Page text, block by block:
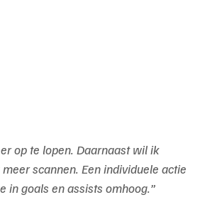
op te lopen. Daarnaast wil ik
scannen. Een individuele actie
in goals en assists omhoog.”